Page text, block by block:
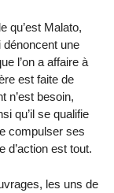
qu’est Malato,
une
l’on a affaire à
est faite de
n’est besoin,
qu’il se qualifie
compulser ses
d’action est tout.
les uns de